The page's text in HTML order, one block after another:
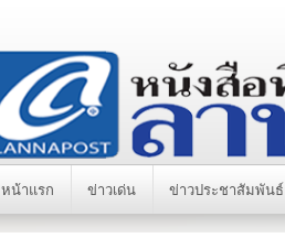
หน้าแรก ข่าวเด่น ข่าวประชาสัมพันธ์